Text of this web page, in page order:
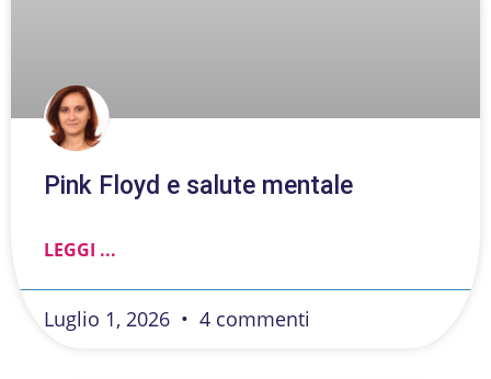
Pink Floyd e salute mentale
LEGGI ...
Luglio 1, 2026 4 commenti